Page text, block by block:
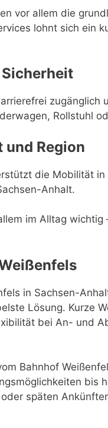
vor allem die
lohnt sich ein
Rollstuhl
und Region
die Mobilität
Anhalt.
im Alltag
in Sachsen-
Lösung. Kurze
bei An- und
Bahnhof
bis
späten